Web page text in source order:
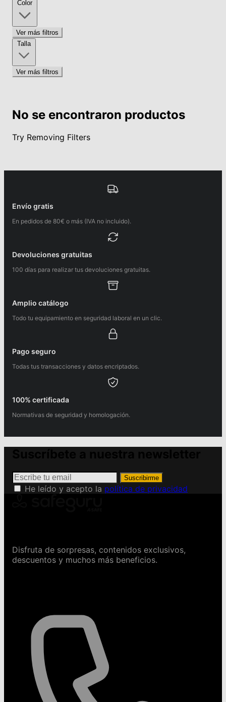
Color
Ver más filtros
Talla
Ver más filtros
No se encontraron productos
Try Removing Filters
Envío gratis
En pedidos de 80€ o más (IVA no incluido).
Devoluciones gratuitas
100 días para realizar tus devoluciones gratuitas.
Amplio catálogo
Todo tu equipamiento en seguridad laboral en un clic.
Pago seguro
Todas tus transacciones y datos encriptados.
100% certificada
Normativas de seguridad y homologación.
Suscribirme
He leído y acepto la política de privacidad
Disfruta de sorpresas, contenidos exclusivos,
descuentos y muchos más beneficios.